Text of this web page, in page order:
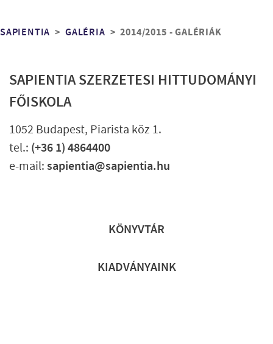
Morzsa
SAPIENTIA GALÉRIA 2014/2015 - GALÉRIÁK
SAPIENTIA SZERZETESI HITTUDOMÁNYI
FŐISKOLA
1052 Budapest, Piarista köz 1.
tel.: (+36 1) 4864400
e-mail:sapientia@sapientia.hu
KÖNYVTÁR
KIADVÁNYAINK